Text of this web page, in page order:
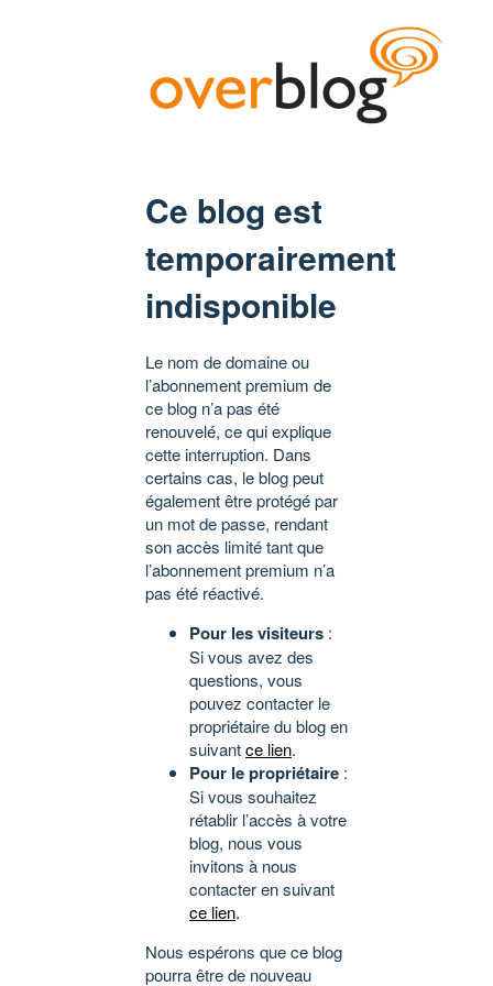
Ce blog est
temporairement
indisponible
Le nom de domaine ou
l’abonnement premium de
ce blog n’a pas été
renouvelé, ce qui explique
cette interruption. Dans
certains cas, le blog peut
également être protégé par
un mot de passe, rendant
son accès limité tant que
l’abonnement premium n’a
pas été réactivé.
Pour les visiteurs :
Si vous avez des
questions, vous
pouvez contacter le
propriétaire du blog en
suivantce lien.
Pour le propriétaire :
Si vous souhaitez
rétablir l’accès à votre
blog, nous vous
invitons à nous
contacter en suivant
ce lien.
Nous espérons que ce blog
pourra être de nouveau